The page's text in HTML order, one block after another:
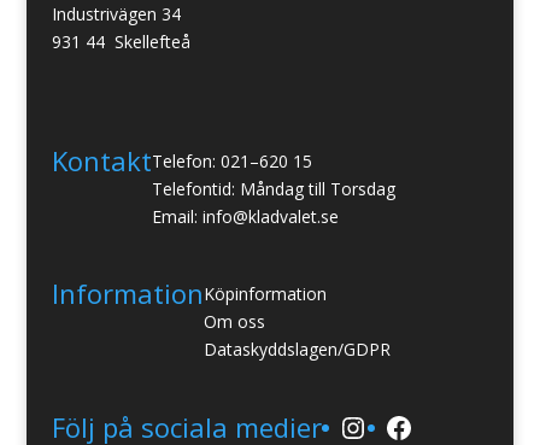
Industrivägen 34
931 44 Skellefteå
KontaktTelefon: 021–620 15
Telefontid: Måndag till Torsdag
Email: info@kladvalet.se
InformationKöpinformation
Om oss
Dataskyddslagen/GDPR
Följ på sociala medier Instagram
Facebook